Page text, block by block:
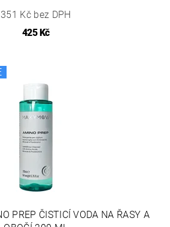
351 Kč bez DPH
425 Kč
PREP ČISTICÍ VODA NA ŘASY A